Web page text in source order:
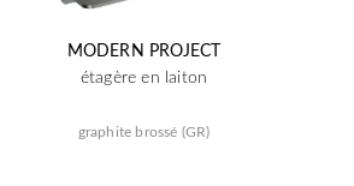
MODERN PROJECT
étagère en laiton
graphite brossé (GR)